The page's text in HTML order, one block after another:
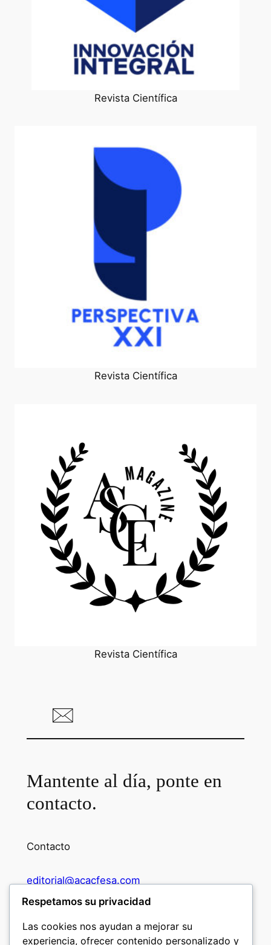
Revista Científica
Revista Científica
Revista Científica
Mantente al día, ponte en
contacto.
Contacto
editorial@acacfesa.com
Respetamos su privacidad
Las cookies nos ayudan a mejorar su
experiencia, ofrecer contenido personalizado y